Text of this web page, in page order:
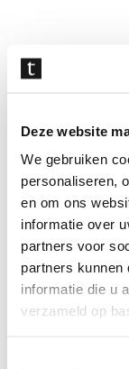
Deze website
We gebruiken
personaliseren,
en om ons
informatie over
partners voor
partners kunnen
informatie die u
verzameld op
overslaan